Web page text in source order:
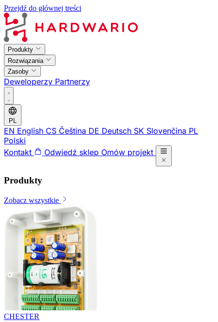
Przejdź do głównej treści
Produkty
Rozwiązania
Zasoby
Deweloperzy Partnerzy
PL
EN English CS Čeština DE Deutsch SK Slovenčina PL
Polski
Kontakt
Odwiedź sklep Omów projekt
Produkty
Zobacz wszystkie
CHESTER